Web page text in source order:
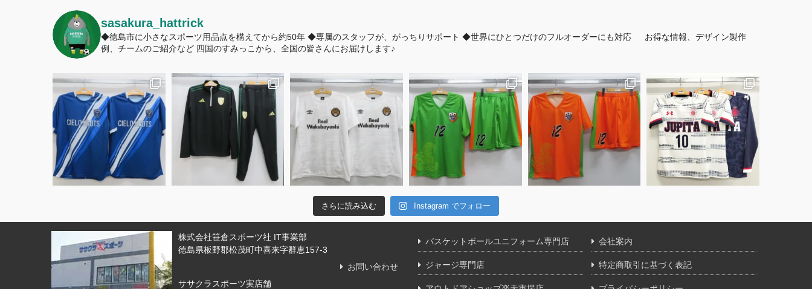
sasakura_hattrick
◆徳島市に小さなスポーツ用品点を構えてから約50年 ◆専属のスタッフが、がっちりサポート ◆世界にひとつだけのフルオーダーにも対応
お得な情報、デザイン製作
例、チームのご紹介など 四国のすみっこから、全国の皆さんにお届けします♪
さらに読み込む Instagram でフォロー
株式会社笹倉スポーツ社 IT事業部
徳島県板野郡松茂町中喜来字群恵157-3
お問い合わせ
ササクラスポーツ実店舗
バスケットボールユニフォーム専門店
ジャージ専門店
会社案内
特定商取引に基づく表記